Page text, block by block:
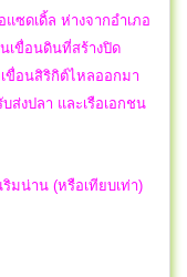
ซดเดิ้ล ห่างจากอำเภอ
เขื่อนดินที่สร้างปิด
ขื่อนสิริกิต์ไหลออกมา
ส่งปลา และเรือเอกชน
มน่าน (หรือเทียบเท่า)